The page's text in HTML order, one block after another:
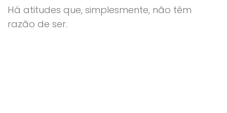
Há atitudes que, simplesmente, não têm
razão de ser.